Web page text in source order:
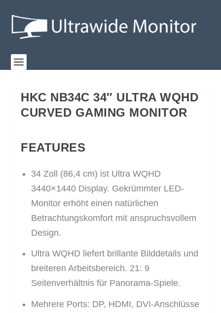
HKC NB34C 34″ ULTRA WQHD
CURVED GAMING MONITOR
FEATURES
34 Zoll (86,4 cm) ist Ultra WQHD
3440×1440 Display. Gekrümmter LED-
Monitor erhöht einen natürlichen
Betrachtungskomfort mit anspruchsvollem
Design.
Ultra WQHD liefert brillante Bilddetails und
breiteren Arbeitsbereich. 21: 9
Seitenverhältnis für Panorama-Spiele.
Mehrere Ports: DP, HDMI, DVI-Anschlüsse